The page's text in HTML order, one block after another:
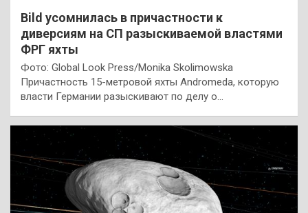
Bild усомнилась в причастности к
диверсиям на СП разыскиваемой властями
ФРГ яхты
Фото: Global Look Press/Monika Skolimowska
Причастность 15-метровой яхты Andromeda, которую
власти Германии разыскивают по делу о…